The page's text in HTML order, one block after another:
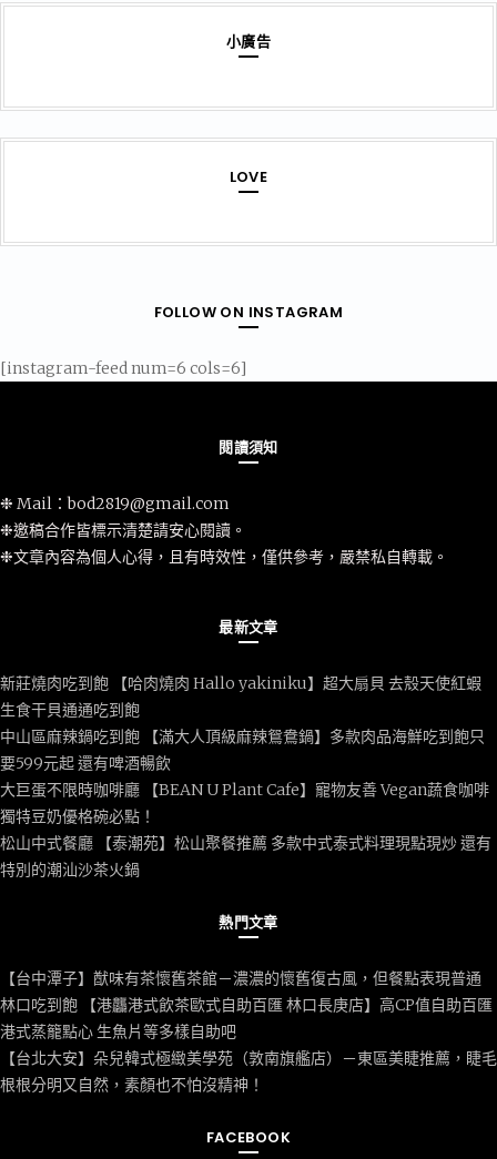
小廣告
LOVE
FOLLOW ON INSTAGRAM
[instagram-feed num=6 cols=6]
閱讀須知
❉ Mail：bod2819@gmail.com
❉邀稿合作皆標示清楚請安心閱讀。
❉文章內容為個人心得，且有時效性，僅供參考，嚴禁私自轉載。
最新文章
新莊燒肉吃到飽 【哈肉燒肉 Hallo yakiniku】超大扇貝 去殼天使紅蝦
生食干貝通通吃到飽
中山區麻辣鍋吃到飽 【滿大人頂級麻辣鴛鴦鍋】多款肉品海鮮吃到飽只
要599元起 還有啤酒暢飲
大巨蛋不限時咖啡廳 【BEAN U Plant Cafe】寵物友善 Vegan蔬食咖啡
獨特豆奶優格碗必點！
松山中式餐廳 【泰潮苑】松山聚餐推薦 多款中式泰式料理現點現炒 還有
特別的潮汕沙茶火鍋
熱門文章
【台中潭子】猷味有茶懷舊茶館－濃濃的懷舊復古風，但餐點表現普通
林口吃到飽 【港龘港式飲茶歐式自助百匯 林口長庚店】高CP值自助百匯
港式蒸籠點心 生魚片等多樣自助吧
【台北大安】朵兒韓式極緻美學苑（敦南旗艦店）－東區美睫推薦，睫毛
根根分明又自然，素顏也不怕沒精神！
FACEBOOK